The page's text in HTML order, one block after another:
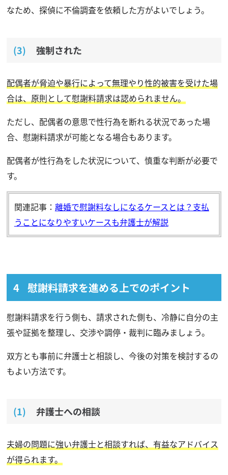
なため、探偵に不倫調査を依頼した方がよいでしょう。
強制された
配偶者が脅迫や暴行によって無理やり性的被害を受けた場
合は、原則として慰謝料請求は認められません。
ただし、配偶者の意思で性行為を断れる状況であった場
合、慰謝料請求が可能となる場合もあります。
配偶者が性行為をした状況について、慎重な判断が必要で
す。
関連記事： 離婚で慰謝料なしになるケースとは？支払
うことになりやすいケースも弁護士が解説
慰謝料請求を進める上でのポイント
慰謝料請求を行う側も、請求された側も、冷静に自分の主
張や証拠を整理し、交渉や調停・裁判に臨みましょう。
双方とも事前に弁護士と相談し、今後の対策を検討するの
もよい方法です。
弁護士への相談
夫婦の問題に強い弁護士と相談すれば、有益なアドバイス
が得られます。